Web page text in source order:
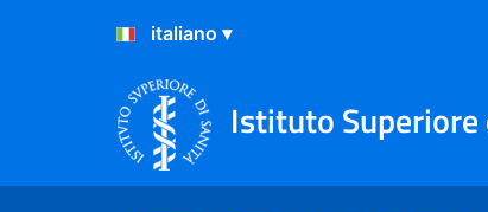
Salta al Contenuto
Salta al Footer
Istituto Superiore